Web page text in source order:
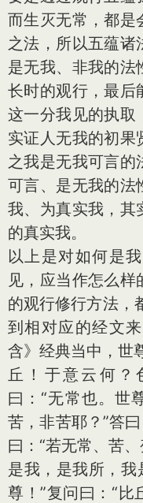
而生灭无常，都是
之法，所以五蕴诸
是无我、非我的法
长时的观行，最后
这一分我见的执取
实证人无我的初果
之我是无我可言的
可言、是无我的法
我、为真实我，其
的真实我。
以上是对如何是
见，应当作怎么
的观行修行方法，
到相对应的经文
含》经典当中，世
丘！于意云何？
曰：“无常也。世
苦，非苦耶？”答
曰：“若无常、苦
是我，是我所，我
尊！”复问曰：“比